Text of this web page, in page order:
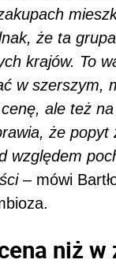
że ta
krajów. To
w szerszym,
ale też
że popyt
względem
– mówi
niż